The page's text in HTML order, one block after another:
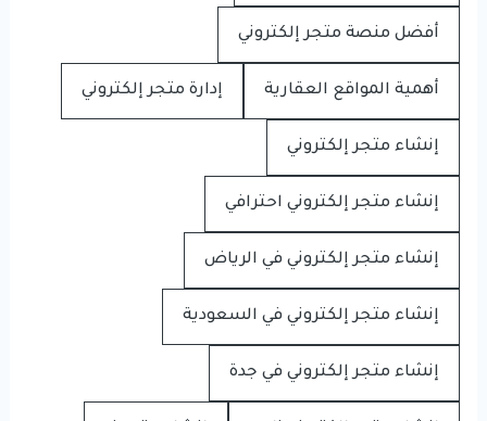
أفضل منصة متجر إلكتروني
أهمية المواقع العقارية إدارة متجر إلكتروني
إنشاء متجر إلكتروني
إنشاء متجر إلكتروني احترافي
إنشاء متجر إلكتروني في الرياض
إنشاء متجر إلكتروني في السعودية
إنشاء متجر إلكتروني في جدة